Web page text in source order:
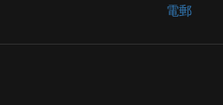
電郵